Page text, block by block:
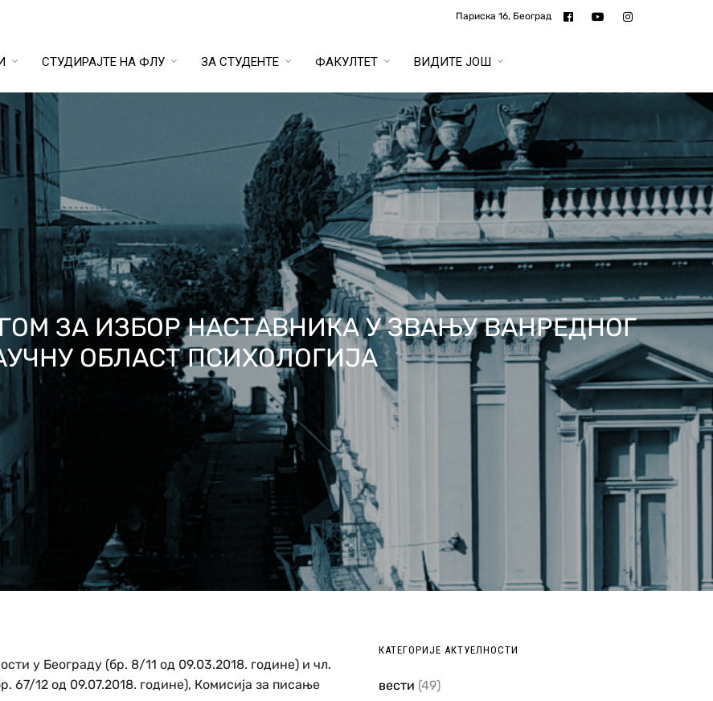
Париска 16, Београд
СТУДИРАЈТЕ НА ФЛУ ЗА СТУДЕНТЕ ФАКУЛТЕТ ВИДИТЕ ЈОШ
ЗА ИЗБОР НАСТАВНИКА У ЗВАЊУ ВАНРЕДНОГ
ОБЛАСТ ПСИХОЛОГИЈА
у Београду (бр. 8/11 од 09.03.2018. године) и чл.
67/12 од 09.07.2018. године), Комисија за писање
КАТЕГОРИЈЕ АКТУЕЛНОСТИ
вести (49)